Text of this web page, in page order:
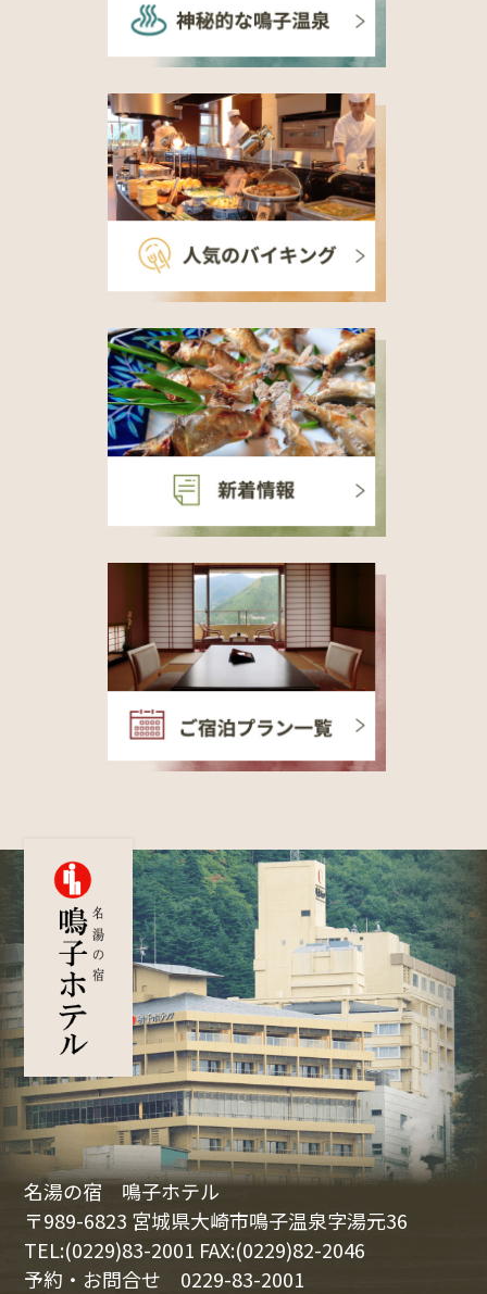
名湯の宿 鳴子ホテル
〒989-6823 宮城県大崎市鳴子温泉字湯元36
TEL:(0229)83-2001 FAX:(0229)82-2046
予約・お問合せ 0229-83-2001